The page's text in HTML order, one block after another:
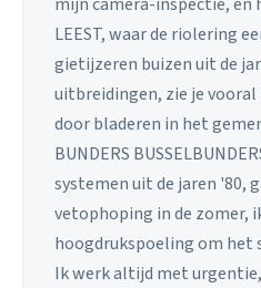
LEEST, waar de riolering
gietijzeren buizen uit de
uitbreidingen, zie je
door bladeren in het
BUNDERS
systemen uit de jaren '80,
vetophoping in de zomer,
hoogdrukspoeling om het
Ik werk altijd met